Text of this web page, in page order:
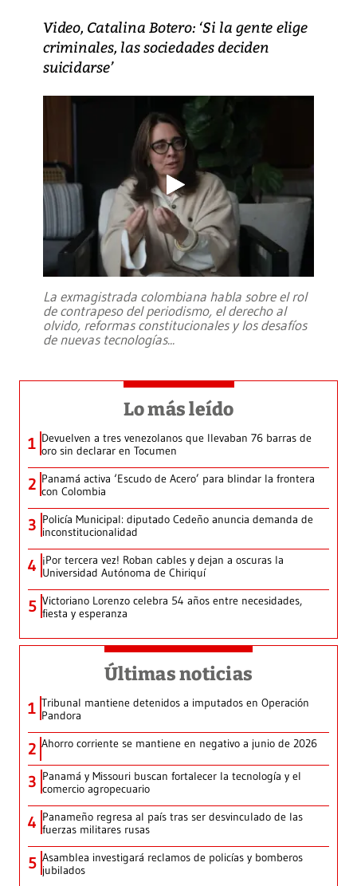
Video, Catalina Botero: ‘Si la gente elige
criminales, las sociedades deciden
suicidarse’
La exmagistrada colombiana habla sobre el rol
de contrapeso del periodismo, el derecho al
olvido, reformas constitucionales y los desafíos
de nuevas tecnologías...
Lo más leído
1 Devuelven a tres venezolanos que llevaban 76 barras de
oro sin declarar en Tocumen
2 Panamá activa ‘Escudo de Acero’ para blindar la frontera
con Colombia
3 Policía Municipal: diputado Cedeño anuncia demanda de
inconstitucionalidad
4 ¡Por tercera vez! Roban cables y dejan a oscuras la
Universidad Autónoma de Chiriquí
5 Victoriano Lorenzo celebra 54 años entre necesidades,
fiesta y esperanza
Últimas noticias
1 Tribunal mantiene detenidos a imputados en Operación
Pandora
2 Ahorro corriente se mantiene en negativo a junio de 2026
3 Panamá y Missouri buscan fortalecer la tecnología y el
comercio agropecuario
4 Panameño regresa al país tras ser desvinculado de las
fuerzas militares rusas
5 Asamblea investigará reclamos de policías y bomberos
jubilados